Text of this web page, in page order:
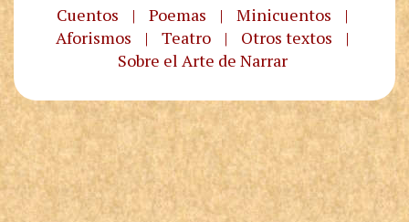
Cuentos | Poemas | Minicuentos
|
Aforismos
| Teatro | Otros textos
|
Sobre el Arte de Narrar